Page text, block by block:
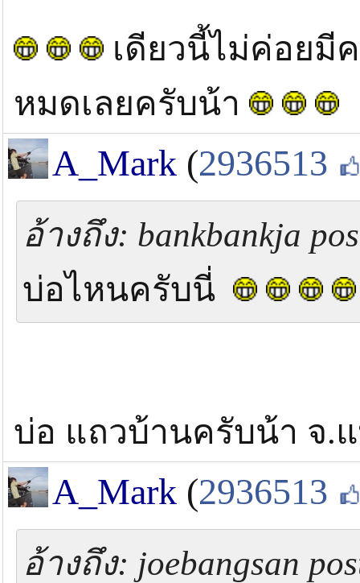
เดียวนี้ไม่ค่อยมี
หมดเลยครับน้า
A_Mark (2936513
อ้างถึง: bankbankja
บ่อไหนครับนี่
บ่อ แถวบ้านครับน้า จ
A_Mark (2936513
อ้างถึง: joebangsan